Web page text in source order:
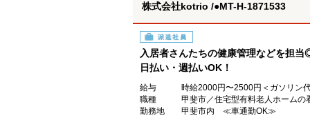
株式会社kotrio /●MT-H-1871533
派遣社員
入居者さんたちの健康管理などを担
日払い・週払いOK！
給与
時給2000円〜2500円＜ガソリン
職種
甲斐市／住宅型有料老人ホームの
勤務地
甲斐市内 ≪車通勤OK≫